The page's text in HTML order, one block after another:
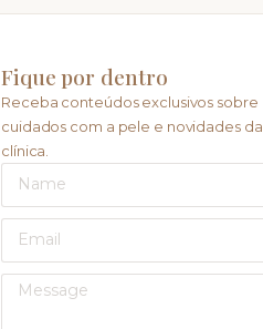
Fique por dentro
Receba conteúdos exclusivos sobre
cuidados com a pele e novidades da
clínica.